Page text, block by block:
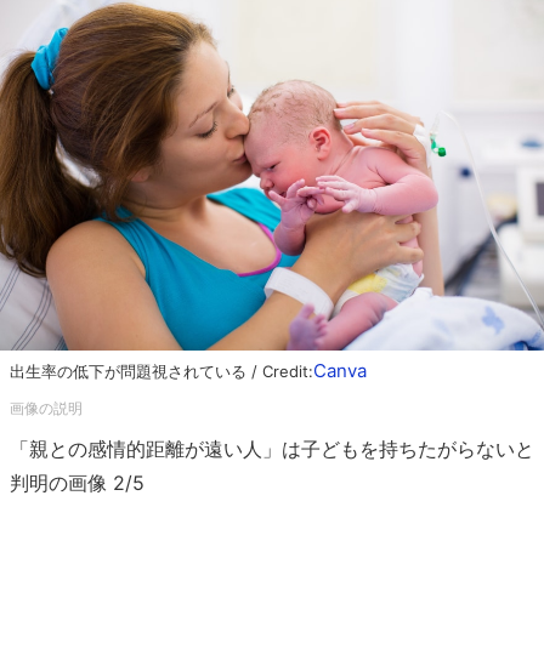
出生率の低下が問題視されている / Credit:Canva
「親との感情的距離が遠い人」は子どもを持ちたがらないと
判明の画像 2/5